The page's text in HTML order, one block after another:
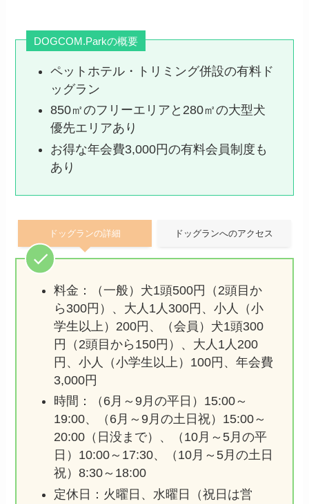
DOGCOM.Parkの概要
ペットホテル・トリミング併設の有料ド
ッグラン
850㎡のフリーエリアと280㎡の大型犬
優先エリアあり
お得な年会費3,000円の有料会員制度も
あり
ドッグランの詳細 ドッグランへのアクセス
料金：（一般）犬1頭500円（2頭目か
ら300円）、大人1人300円、小人（小
学生以上）200円、（会員）犬1頭300
円（2頭目から150円）、大人1人200
円、小人（小学生以上）100円、年会費
3,000円
時間：（6月～9月の平日）15:00～
19:00、（6月～9月の土日祝）15:00～
20:00（日没まで）、（10月～5月の平
日）10:00～17:30、（10月～5月の土日
祝）8:30～18:00
定休日：火曜日、水曜日（祝日は営